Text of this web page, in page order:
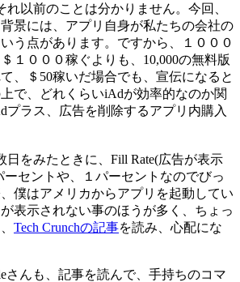
以前のことは分かりません。今回、
景には、アプリ自身が私たちの会社の
う点があります。ですから、１０００
１０００稼ぐよりも、10,000の無料版
、＄50稼いだ場合でも、宣伝になると
で、どれくらいiAdが効率的なのか関
プラス、広告を削除するアプリ内購入
日をみたときに、Fill Rate(広告が表示
ーセントや、１パーセントなのでびっ
僕はアメリカからアプリを起動してい
表示されない事のほうが多く、ちょっ
Tech Crunchの記事を読み、心配にな
さんも、記事を読んで、手持ちのコマ